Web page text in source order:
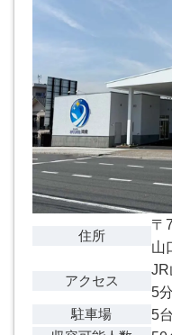
住所
〒
山
アクセス
JR
5分
駐車場
5台